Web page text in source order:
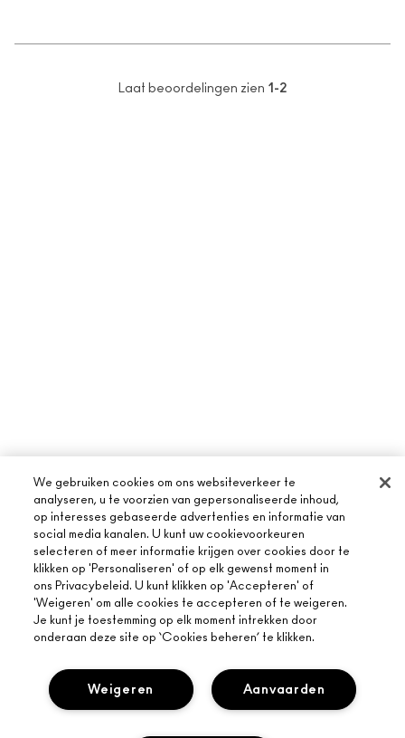
Laat beoordelingen zien 1-2
ONS VERHAAL
We gebruiken cookies om ons websiteverkeer te
analyseren, u te voorzien van gepersonaliseerde inhoud,
op interesses gebaseerde advertenties en informatie van
social media kanalen. U kunt uw cookievoorkeuren
selecteren of meer informatie krijgen over cookies door te
klikken op 'Personaliseren' of op elk gewenst moment in
ons Privacybeleid. U kunt klikken op 'Accepteren' of
'Weigeren' om alle cookies te accepteren of te weigeren.
Je kunt je toestemming op elk moment intrekken door
onderaan deze site op ‘Cookies beheren’ te klikken.
Aanvaarden
Weigeren